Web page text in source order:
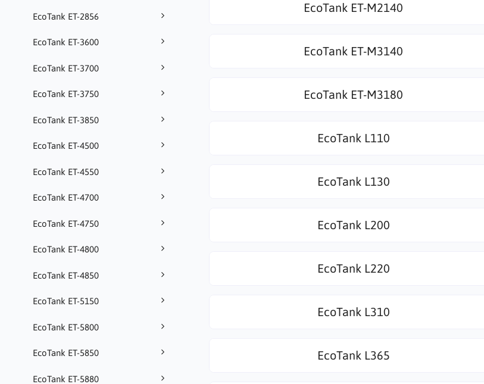
EcoTank ET-2856
EcoTank ET-3600
EcoTank ET-3700
EcoTank ET-3750
EcoTank ET-3850
EcoTank ET-4500
EcoTank ET-4550
EcoTank ET-4700
EcoTank ET-4750
EcoTank ET-4800
EcoTank ET-4850
EcoTank ET-5150
EcoTank ET-5800
EcoTank ET-5850
EcoTank ET-5880
EcoTank ET-M2140
EcoTank ET-M3140
EcoTank ET-M3180
EcoTank L110
EcoTank L130
EcoTank L200
EcoTank L220
EcoTank L310
EcoTank L365